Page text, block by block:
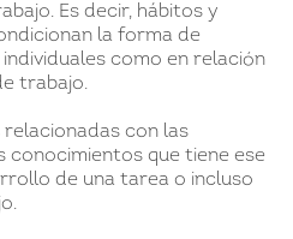
Es decir, hábitos y
la forma de
como en relación
trabajo.
relacionadas con las
conocimientos que tiene ese
de una tarea o incluso